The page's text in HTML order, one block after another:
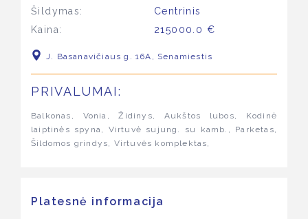
Šildymas:
Centrinis
Kaina:
215000.0 €
J. Basanavičiaus g. 16A, Senamiestis
PRIVALUMAI:
Balkonas, Vonia, Židinys, Aukštos lubos, Kodinė
laiptinės spyna, Virtuvė sujung. su kamb., Parketas,
Šildomos grindys, Virtuvės komplektas,
Platesnė informacija